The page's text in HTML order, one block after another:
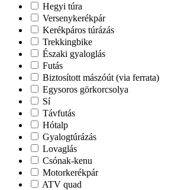
Hegyi túra
Versenykerékpár
Kerékpáros túrázás
Trekkingbike
Északi gyaloglás
Futás
Biztosított mászóút (via ferrata)
Egysoros görkorcsolya
Sí
Távfutás
Hótalp
Gyalogtúrázás
Lovaglás
Csónak-kenu
Motorkerékpár
ATV quad